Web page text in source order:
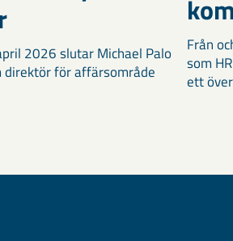
2026 slutar Michael Palo
direktör för affärsområde
Från
som
ett